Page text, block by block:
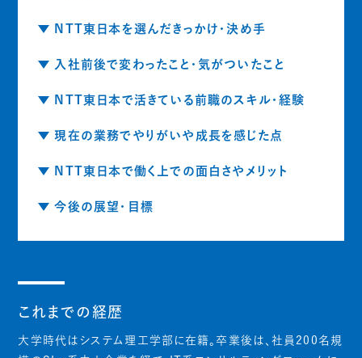
NTT東日本を選んだきっかけ・決め手
入社前後で変わったこと・気がついたこと
NTT東日本で活きている前職のスキル・経験
現在の業務でやりがいや成長を感じた点
NTT東日本で働く上での面白さやメリット
今後の展望・目標
これまでの経歴
大学時代はシステム理工学部に在籍。卒業後は、社員200名規